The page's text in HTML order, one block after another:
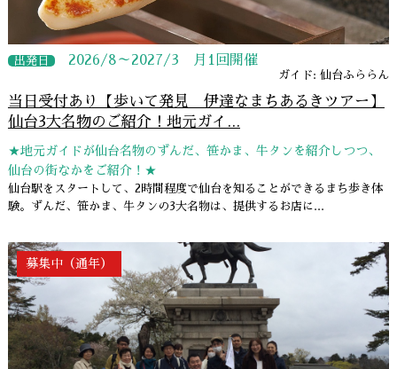
出発日 2026/8～2027/3 月1回開催
ガイド: 仙台ふららん
当日受付あり【歩いて発見 伊達なまちあるきツアー】
仙台3大名物のご紹介！地元ガイ...
★地元ガイドが仙台名物のずんだ、笹かま、牛タンを紹介しつつ、
仙台の街なかをご紹介！★
仙台駅をスタートして、2時間程度で仙台を知ることができるまち歩き体
験。ずんだ、笹かま、牛タンの3大名物は、提供するお店に...
募集中（通年）